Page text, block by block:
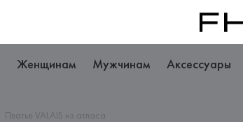
Женщинам Мужчинам Аксессуары
Платье VALAIS из атласа